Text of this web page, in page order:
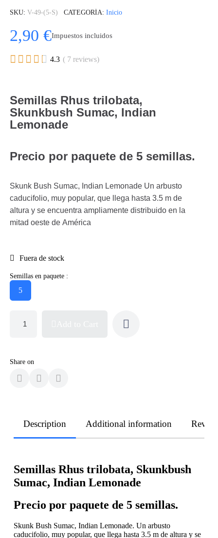
SKU V-49-(5-S) CATEGORÍA Inicio
2,90 €Impuestos incluidos
     4.3 ( 7 reviews)
Semillas Rhus trilobata,
Skunkbush Sumac, Indian
Lemonade
Precio por paquete de 5 semillas.
Skunk Bush Sumac, Indian Lemonade Un arbusto
caducifolio, muy popular, que llega hasta 3.5 m de
altura y se encuentra ampliamente distribuido en la
mitad oeste de América
Fuera de stock
Semillas en paquete :
5
Share on
Description Additional information
Semillas Rhus trilobata, Skunkbush
Sumac, Indian Lemonade
Precio por paquete de 5 semillas.
Skunk Bush Sumac, Indian Lemonade. Un arbusto
caducifolio, muy popular, que llega hasta 3.5 m de altura y se